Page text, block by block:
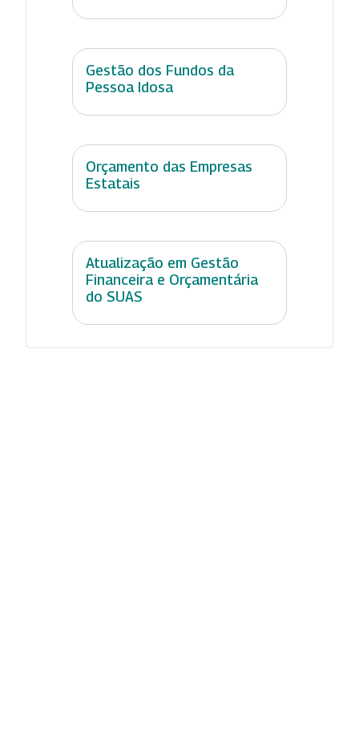
Gestão dos Fundos da
Pessoa Idosa
Orçamento das Empresas
Estatais
Atualização em Gestão
Financeira e Orçamentária
do SUAS